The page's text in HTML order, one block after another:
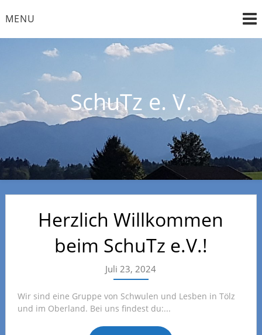
toMENU
SchuTz e. V.
Herzlich Willkommen
beim SchuTz e.V.!
Juli 23, 2024
Wir sind eine Gruppe von Schwulen und Lesben in Tölz
und im Oberland. Bei uns findest du:...